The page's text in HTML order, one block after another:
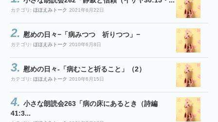
カテゴリ: ほほえみトーク 2021年6月22日
慰めの日々−「病みつつ 祈りつつ」−
カテゴリ: ほほえみトーク 2010年6月8日
慰めの日々-「病むこと祈ること」（2）
カテゴリ: ほほえみトーク 2010年6月15日
小さな朗読会263「病の床にあるとき（詩編
41:3...